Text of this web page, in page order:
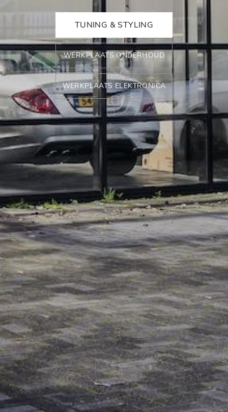
TUNING & STYLING
WERKPLAATS ONDERHOUD
WERKPLAATS ELEKTRONICA